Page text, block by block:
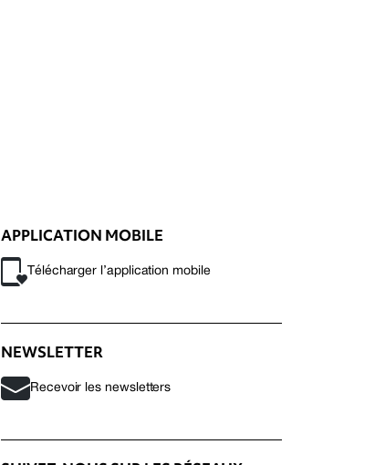
APPLICATION MOBILE
Télécharger l’application mobile
NEWSLETTER
Recevoir les newsletters